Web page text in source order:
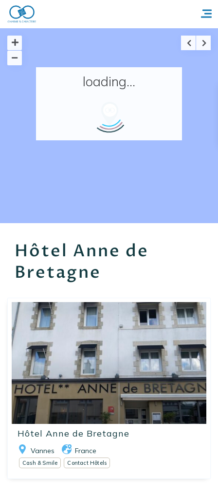
Accueil
loading...
Hôtel Anne de
Bretagne
Hôtel Anne de Bretagne
Vannes France
Cash & Smile Contact Hôtels